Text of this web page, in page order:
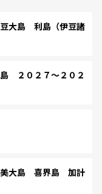
大島 利島（伊豆諸
２０２７～２０２
大島 喜界島 加計